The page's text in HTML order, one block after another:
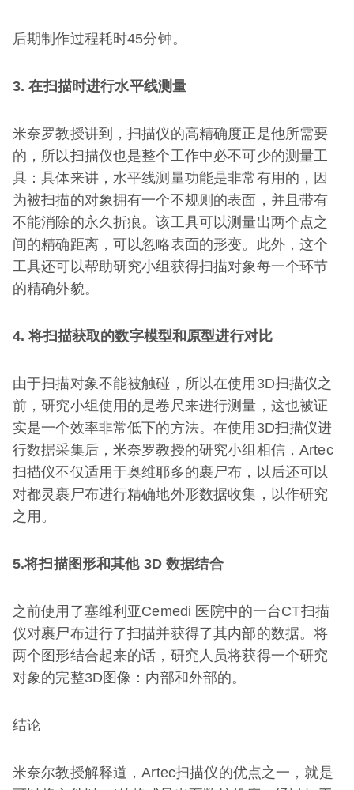
后期制作过程耗时45分钟。
3. 在扫描时进行水平线测量
米奈罗教授讲到，扫描仪的高精确度正是他所需要
的，所以扫描仪也是整个工作中必不可少的测量工
具：具体来讲，水平线测量功能是非常有用的，因
为被扫描的对象拥有一个不规则的表面，并且带有
不能消除的永久折痕。该工具可以测量出两个点之
间的精确距离，可以忽略表面的形变。此外，这个
工具还可以帮助研究小组获得扫描对象每一个环节
的精确外貌。
4. 将扫描获取的数字模型和原型进行对比
由于扫描对象不能被触碰，所以在使用3D扫描仪之
前，研究小组使用的是卷尺来进行测量，这也被证
实是一个效率非常低下的方法。在使用3D扫描仪进
行数据采集后，米奈罗教授的研究小组相信，Artec
扫描仪不仅适用于奥维耶多的裹尸布，以后还可以
对都灵裹尸布进行精确地外形数据收集，以作研究
之用。
5.将扫描图形和其他 3D 数据结合
之前使用了塞维利亚Cemedi 医院中的一台CT扫描
仪对裹尸布进行了扫描并获得了其内部的数据。将
两个图形结合起来的话，研究人员将获得一个研究
对象的完整3D图像：内部和外部的。
结论
米奈尔教授解释道，Artec扫描仪的优点之一，就是